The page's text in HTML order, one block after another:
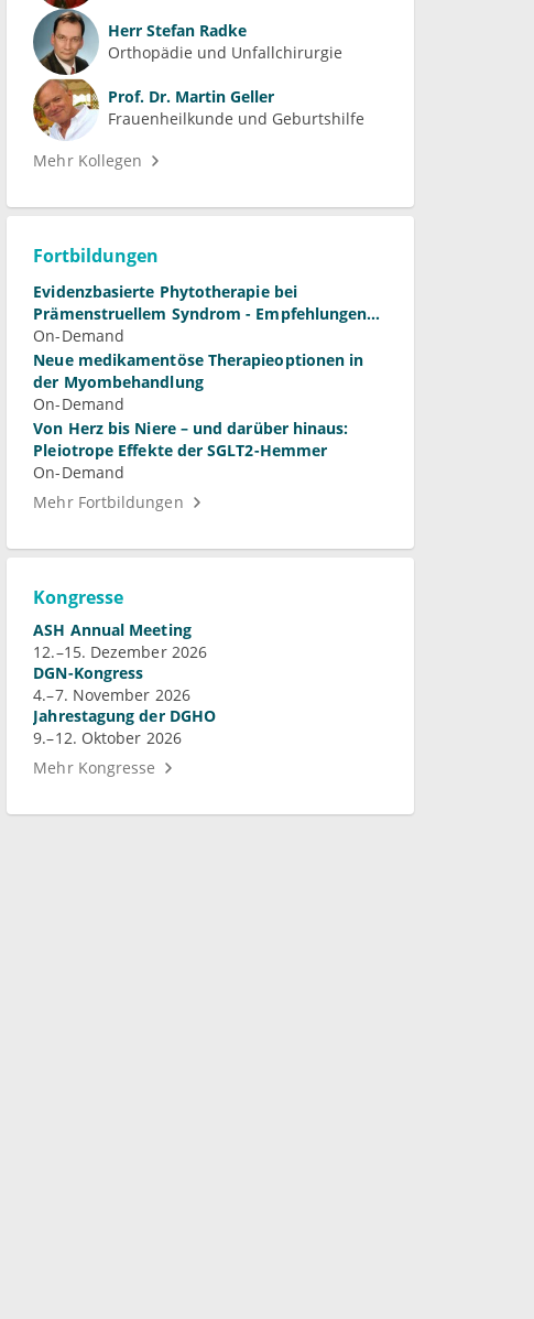
Herr Stefan Radke
Orthopädie und Unfallchirurgie
Prof. Dr. Martin Geller
Frauenheilkunde und Geburtshilfe
Mehr Kollegen
Fortbildungen
Evidenzbasierte Phytotherapie bei
Prämenstruellem Syndrom - Empfehlungen
für die Praxis
On-Demand
Neue medikamentöse Therapieoptionen in
der Myombehandlung
On-Demand
Von Herz bis Niere – und darüber hinaus:
Pleiotrope Effekte der SGLT2-Hemmer
On-Demand
Mehr Fortbildungen
Kongresse
ASH Annual Meeting
12.–15. Dezember 2026
DGN-Kongress
4.–7. November 2026
Jahrestagung der DGHO
9.–12. Oktober 2026
Mehr Kongresse